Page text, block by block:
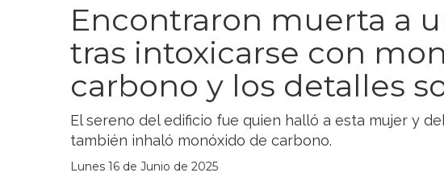
Encontraron muerta a
tras intoxicarse con
carbono y los detalles
El sereno del edificio fue quien halló a esta mujer y
también inhaló monóxido de carbono.
Lunes 16 de Junio de 2025